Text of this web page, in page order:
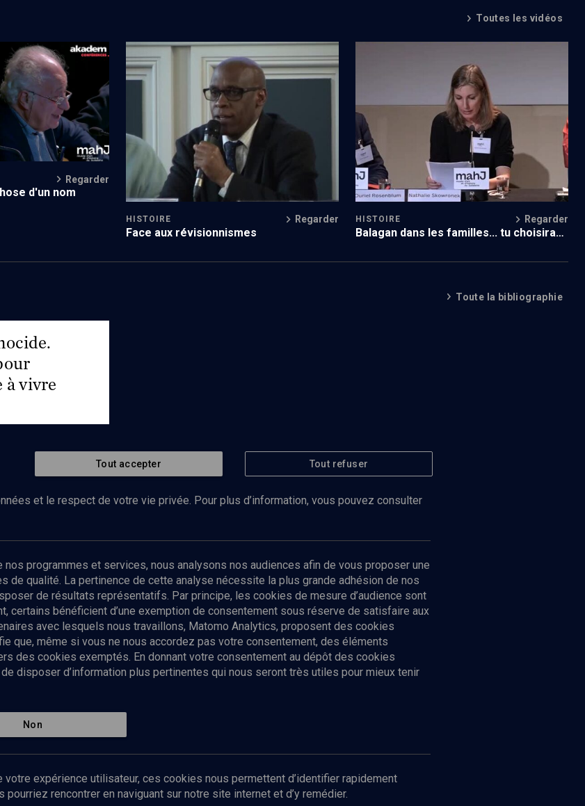
Toutes les vidéos
Regarder
d'un nom
Juifs, Armeniens, Tutsis, Yezidis
: unis contre les génocides (1/2)
HISTOIRE Regarder
Face aux révisionnismes
HISTOIRE Regarder
Balagan dans les familles... tu choisiras
Toute la bibliographie
à vivre
vous à notre newsletter
Envoyer
Politique de protection des données
personnelles
Mentions légales
Contact
Tout accepter Tout refuser
et le respect de votre vie privée. Pour plus d’information, vous pouvez consulter
nos programmes et services, nous analysons nos audiences afin de vous proposer une
de qualité. La pertinence de cette analyse nécessite la plus grande adhésion de nos
de résultats représentatifs. Par principe, les cookies de mesure d’audience sont
certains bénéficient d’une exemption de consentement sous réserve de satisfaire aux
avec lesquels nous travaillons, Matomo Analytics, proposent des cookies
que, même si vous ne nous accordez pas votre consentement, des éléments
des cookies exemptés. En donnant votre consentement au dépôt des cookies
disposer d’information plus pertinentes qui nous seront très utiles pour mieux tenir
Non
votre expérience utilisateur, ces cookies nous permettent d’identifier rapidement
rencontrer en naviguant sur notre site internet et d’y remédier.